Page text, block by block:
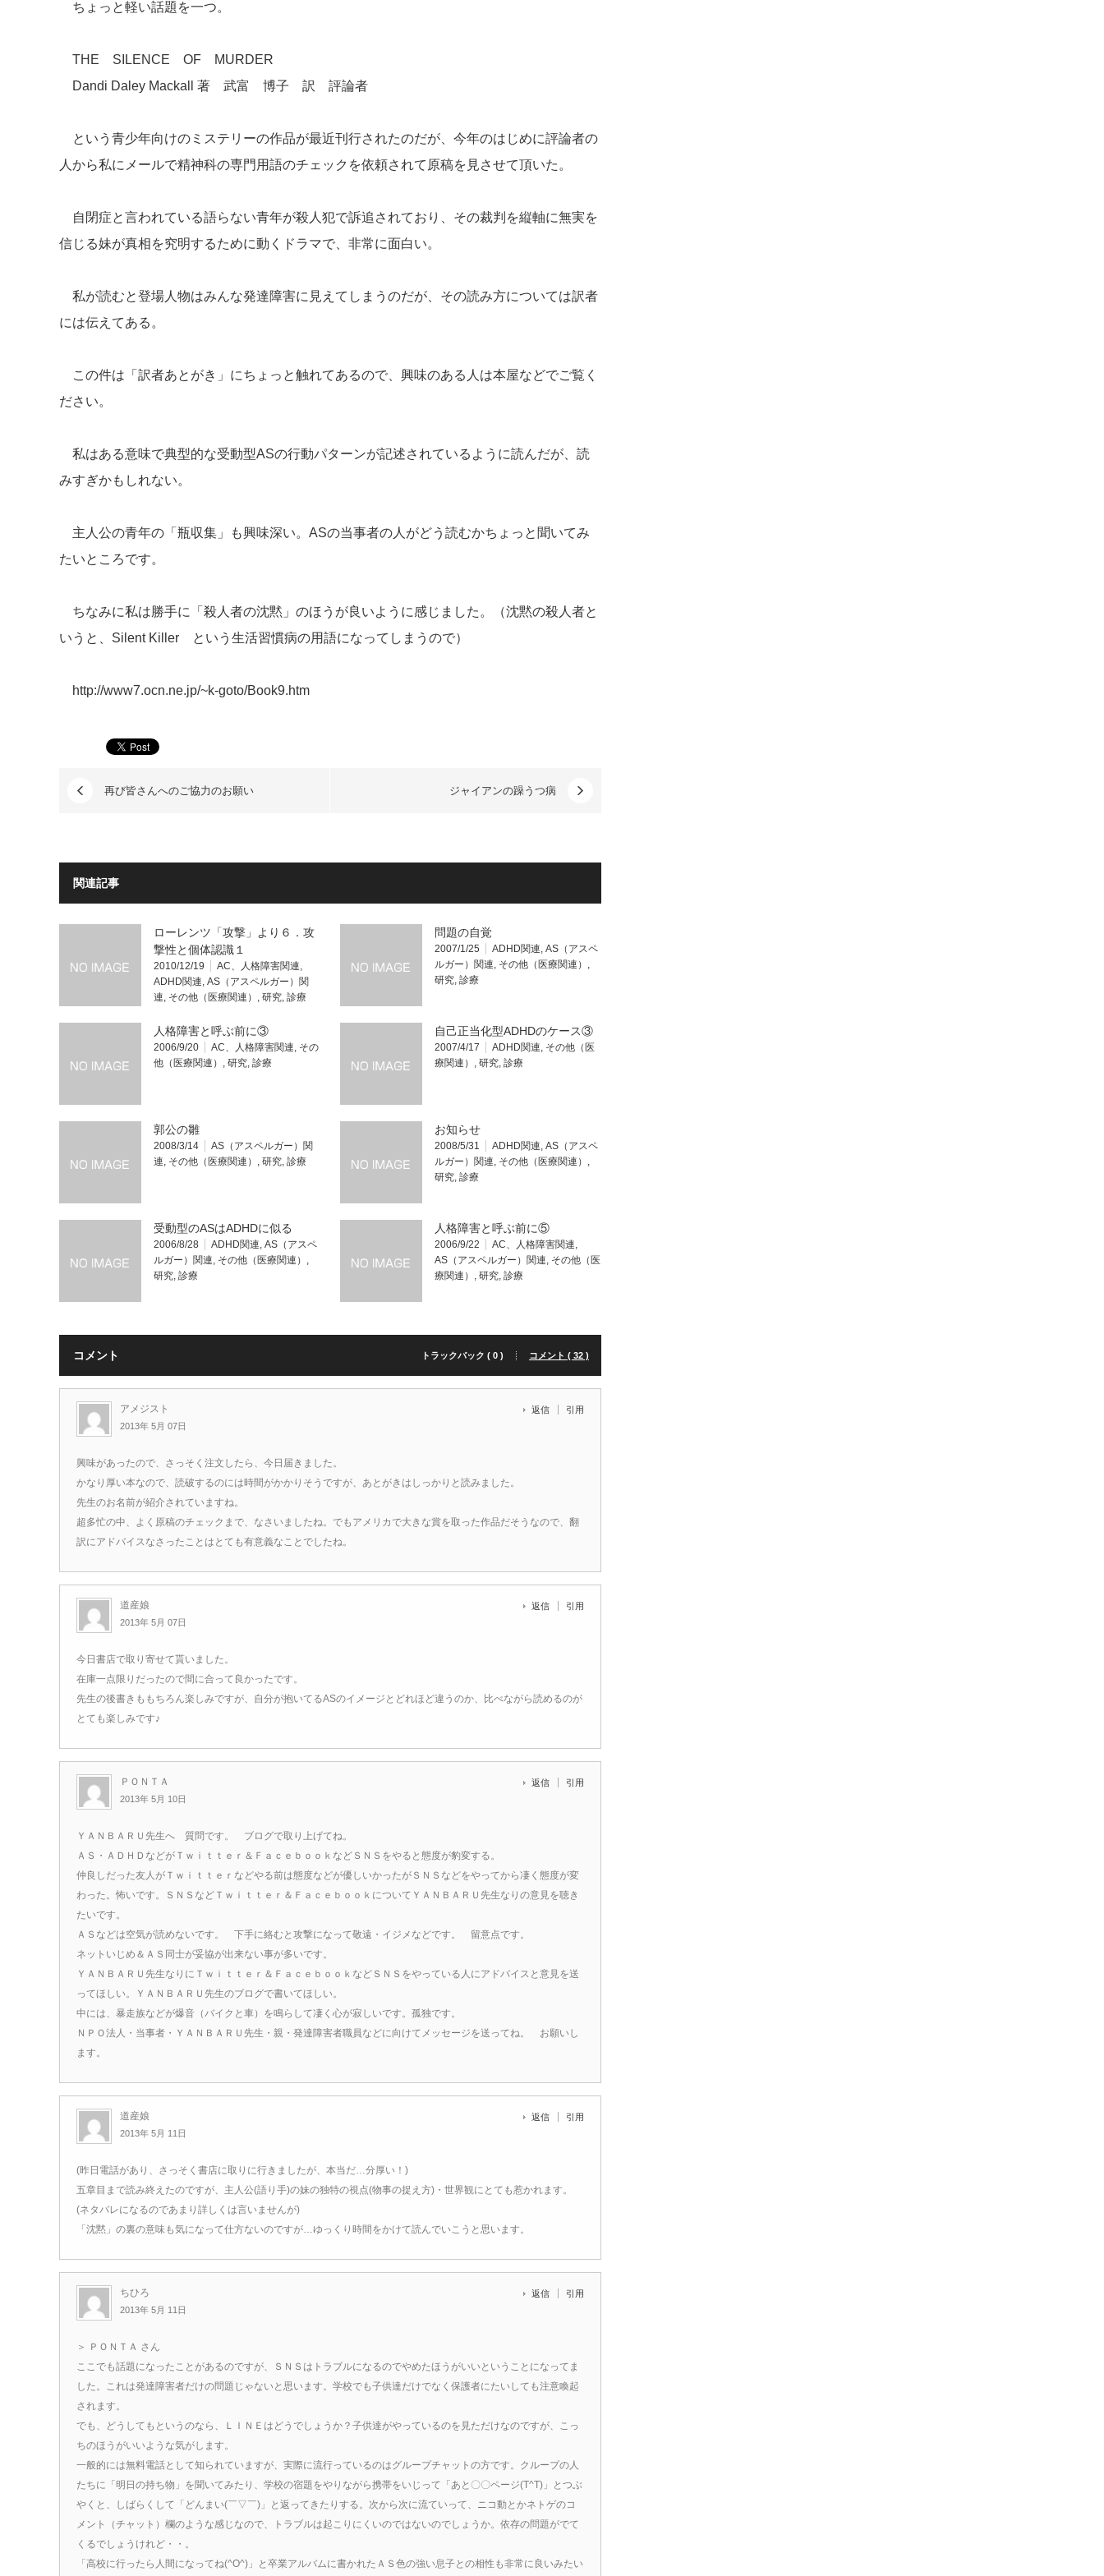
ちょっと軽い話題を一つ。
THE SILENCE OF MURDER
Dandi Daley Mackall 著 武富 博子 訳 評論者
という青少年向けのミステリーの作品が最近刊行されたのだが、今年のはじめに評論者の
人から私にメールで精神科の専門用語のチェックを依頼されて原稿を見させて頂いた。
自閉症と言われている語らない青年が殺人犯で訴追されており、その裁判を縦軸に無実を
信じる妹が真相を究明するために動くドラマで、非常に面白い。
私が読むと登場人物はみんな発達障害に見えてしまうのだが、その読み方については訳者
には伝えてある。
この件は「訳者あとがき」にちょっと触れてあるので、興味のある人は本屋などでご覧く
ださい。
私はある意味で典型的な受動型ASの行動パターンが記述されているように読んだが、読
みすぎかもしれない。
主人公の青年の「瓶収集」も興味深い。ASの当事者の人がどう読むかちょっと聞いてみ
たいところです。
ちなみに私は勝手に「殺人者の沈黙」のほうが良いように感じました。（沈黙の殺人者と
いうと、Silent Killer という生活習慣病の用語になってしまうので）
http://www7.ocn.ne.jp/~k-goto/Book9.htm
再び皆さんへのご協力のお願い ジャイアンの躁うつ病
関連記事
ローレンツ「攻撃」より６．攻
撃性と個体認識１
2010/12/19 AC、人格障害関連,
ADHD関連, AS（アスペルガー）関
連, その他（医療関連） , 研究, 診療
問題の自覚
2007/1/25 ADHD関連, AS（アスペ
ルガー）関連, その他（医療関連） ,
研究, 診療
人格障害と呼ぶ前に③
2006/9/20 AC、人格障害関連, その
他（医療関連） , 研究, 診療
自己正当化型ADHDのケース③
2007/4/17 ADHD関連, その他（医
療関連） , 研究, 診療
郭公の雛
2008/3/14
AS（アスペルガー）関
連, その他（医療関連） , 研究, 診療
お知らせ
2008/5/31 ADHD関連, AS（アスペ
ルガー）関連, その他（医療関連） ,
研究, 診療
受動型のASはADHDに似る
2006/8/28 ADHD関連, AS（アスペ
ルガー）関連, その他（医療関連） ,
研究, 診療
人格障害と呼ぶ前に⑤
2006/9/22 AC、人格障害関連,
AS（アスペルガー）関連, その他（医
療関連） , 研究, 診療
コメント トラックバック ( 0 ) コメント ( 32 )
アメジスト
2013年 5月 07日
返信 引用
興味があったので、さっそく注文したら、今日届きました。
かなり厚い本なので、読破するのには時間がかかりそうですが、あとがきはしっかりと読みました。
先生のお名前が紹介されていますね。
超多忙の中、よく原稿のチェックまで、なさいましたね。でもアメリカで大きな賞を取った作品だそうなので、翻
訳にアドバイスなさったことはとても有意義なことでしたね。
道産娘
2013年 5月 07日
返信 引用
今日書店で取り寄せて貰いました。
在庫一点限りだったので間に合って良かったです。
先生の後書きももちろん楽しみですが、自分が抱いてるASのイメージとどれほど違うのか、比べながら読めるのが
とても楽しみです♪
ＰＯＮＴＡ
2013年 5月 10日
返信 引用
ＹＡＮＢＡＲＵ先生へ 質問です。 ブログで取り上げてね。
ＡＳ・ＡＤＨＤなどがＴｗｉｔｔｅｒ＆ＦａｃｅｂｏｏｋなどＳＮＳをやると態度が豹変する。
仲良しだった友人がＴｗｉｔｔｅｒなどやる前は態度などが優しいかったがＳＮＳなどをやってから凄く態度が変
わった。怖いです。ＳＮＳなどＴｗｉｔｔｅｒ＆ＦａｃｅｂｏｏｋについてＹＡＮＢＡＲＵ先生なりの意見を聴き
たいです。
ＡＳなどは空気が読めないです。 下手に絡むと攻撃になって敬遠・イジメなどです。 留意点です。
ネットいじめ＆ＡＳ同士が妥協が出来ない事が多いです。
ＹＡＮＢＡＲＵ先生なりにＴｗｉｔｔｅｒ＆ＦａｃｅｂｏｏｋなどＳＮＳをやっている人にアドバイスと意見を送
ってほしい。ＹＡＮＢＡＲＵ先生のブログで書いてほしい。
中には、暴走族などが爆音（バイクと車）を鳴らして凄く心が寂しいです。孤独です。
ＮＰＯ法人・当事者・ＹＡＮＢＡＲＵ先生・親・発達障害者職員などに向けてメッセージを送ってね。 お願いし
ます。
道産娘
2013年 5月 11日
返信 引用
(昨日電話があり、さっそく書店に取りに行きましたが、本当だ…分厚い！)
五章目まで読み終えたのですが、主人公(語り手)の妹の独特の視点(物事の捉え方)・世界観にとても惹かれます。
(ネタバレになるのであまり詳しくは言いませんが)
「沈黙」の裏の意味も気になって仕方ないのですが…ゆっくり時間をかけて読んでいこうと思います。
ちひろ
2013年 5月 11日
返信 引用
＞ ＰＯＮＴＡ さん
ここでも話題になったことがあるのですが、ＳＮＳはトラブルになるのでやめたほうがいいということになってま
した。これは発達障害者だけの問題じゃないと思います。学校でも子供達だけでなく保護者にたいしても注意喚起
されます。
でも、どうしてもというのなら、ＬＩＮＥはどうでしょうか？子供達がやっているのを見ただけなのですが、こっ
ちのほうがいいような気がします。
一般的には無料電話として知られていますが、実際に流行っているのはグループチャットの方です。クループの人
たちに「明日の持ち物」を聞いてみたり、学校の宿題をやりながら携帯をいじって「あと〇〇ページ(T^T)」とつぶ
やくと、しばらくして「どんまい(￣▽￣)」と返ってきたりする。次から次に流ていって、ニコ動とかネトゲのコ
メント（チャット）欄のような感じなので、トラブルは起こりにくいのではないのでしょうか。依存の問題がでて
くるでしょうけれど・・。
「高校に行ったら人間になってね(^O^)」と卒業アルバムに書かれたＡＳ色の強い息子との相性も非常に良いみたい